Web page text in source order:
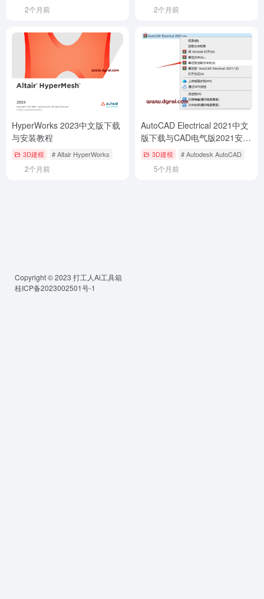
2个月前 2个月前
HyperWorks 2023中文版下载
与安装教程
3D建模 # Altair HyperWorks
2个月前
AutoCAD Electrical 2021中文
版下载与CAD电气版2021安装
教程3D建模 # Autodesk AutoCAD
5个月前
Copyright © 2023 打工人Ai工具箱
桂ICP备2023002501号-1